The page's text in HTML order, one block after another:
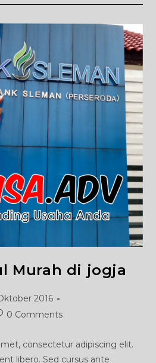
Murah di jogja
2016
0 Comments
consectetur adipiscing elit.
libero. Sed cursus ante